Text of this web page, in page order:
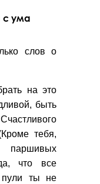
с ума
слов о
на это
быть
тебя,
что все
пули ты не